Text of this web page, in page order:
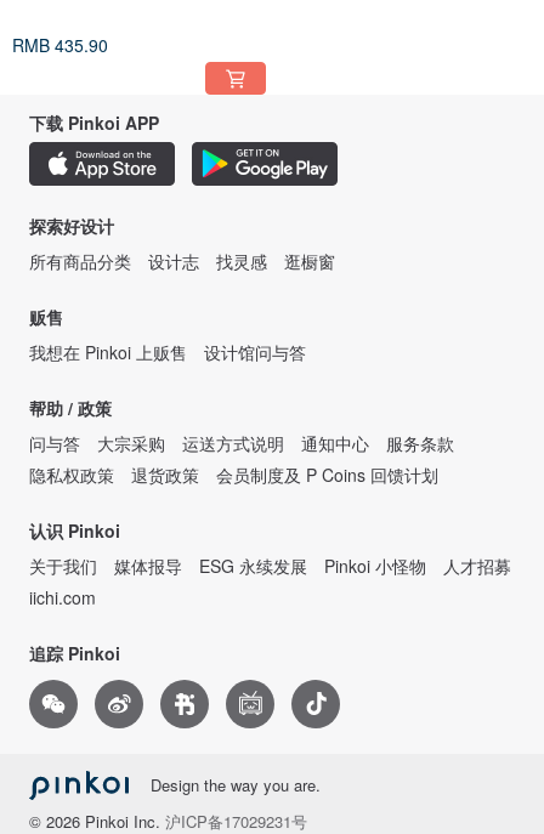
RMB 435.90
下载 Pinkoi APP
探索好设计
所有商品分类
设计志 找灵感 逛橱窗
贩售
我想在 Pinkoi 上贩售
设计馆问与答
帮助 / 政策
问与答
大宗采购 运送方式说明 通知中心
服务条款
隐私权政策
退货政策 会员制度及 P Coins 回馈计划
认识 Pinkoi
关于我们
媒体报导 ESG 永续发展 Pinkoi 小怪物
人才招募
iichi.com
追踪 Pinkoi
Design the way you are.
© 2026 Pinkoi Inc. 沪ICP备17029231号